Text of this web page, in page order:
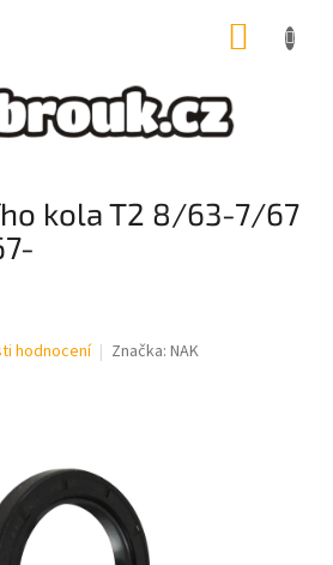
kola T2 8/63-7/67
hodnocení Značka: NAK